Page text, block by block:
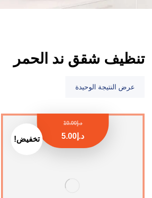
تنظيف شقق ند الحمر
عرض النتيجة الوحيدة
تخفيض!
د.إ10.00
د.إ 5.00